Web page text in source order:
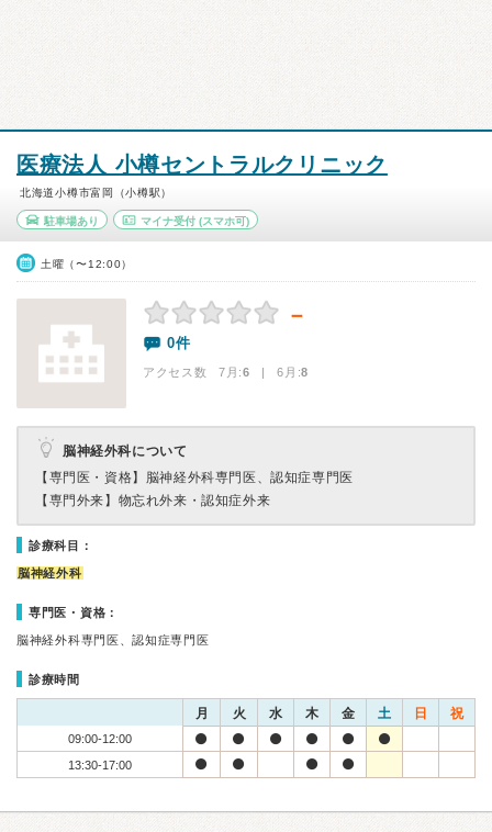
医療法人 小樽セントラルクリニック
北海道小樽市富岡（小樽駅）
駐車場あり マイナ受付(スマホ可)
土曜（〜12:00）
－
0件
アクセス数 7月:6 | 6月:8
脳神経外科について
【専門医・資格】 脳神経外科専門医、認知症専門医
【専門外来】 物忘れ外来・認知症外来
診療科目：
脳神経外科
専門医・資格：
脳神経外科専門医、認知症専門医
診療時間
月 火 水 木 金 土 日 祝
09:00-12:00
13:30-17:00